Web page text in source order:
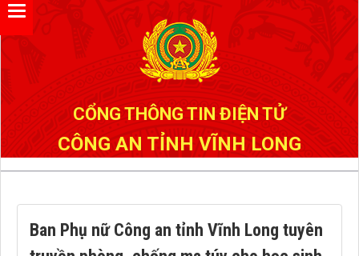
CỔNG THÔNG TIN ĐIỆN TỬ
CÔNG AN TỈNH VĨNH LONG
Ban Phụ nữ Công an tỉnh Vĩnh Long tuyên